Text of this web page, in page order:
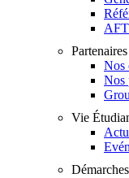
Partenaires
Nos
Nos
Vie